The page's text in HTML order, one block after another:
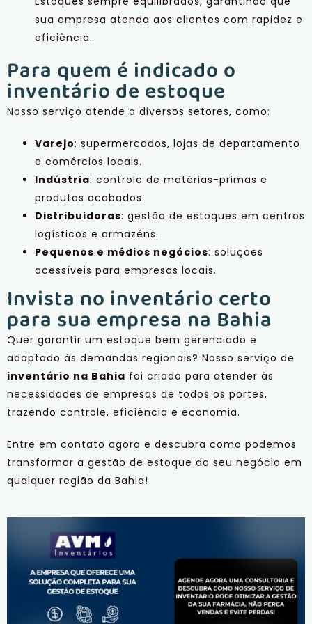
sua empresa atenda aos clientes com rapidez e
eficiência.
Para quem é indicado o
inventário de estoque
Nosso serviço atende a diversos setores, como:
Varejo: supermercados, lojas de departamento
e comércios locais.
Indústria: controle de matérias-primas e
produtos acabados.
Distribuidoras: gestão de estoques em centros
logísticos e armazéns.
Pequenos e médios negócios: soluções
acessíveis para empresas locais.
Invista no inventário certo
para sua empresa na Bahia
Quer garantir um estoque bem gerenciado e
adaptado às demandas regionais? Nosso serviço de
inventário na Bahia foi criado para atender às
necessidades de empresas de todos os portes,
trazendo controle, eficiência e economia.
Entre em contato agora e descubra como podemos
transformar a gestão de estoque do seu negócio em
qualquer região da Bahia!